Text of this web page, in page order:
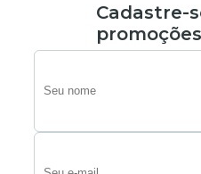
Cadastre-